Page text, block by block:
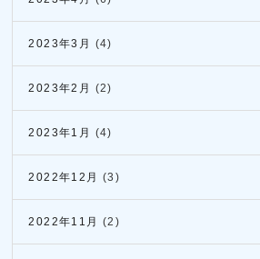
2023年3月 (4)
2023年2月 (2)
2023年1月 (4)
2022年12月 (3)
2022年11月 (2)